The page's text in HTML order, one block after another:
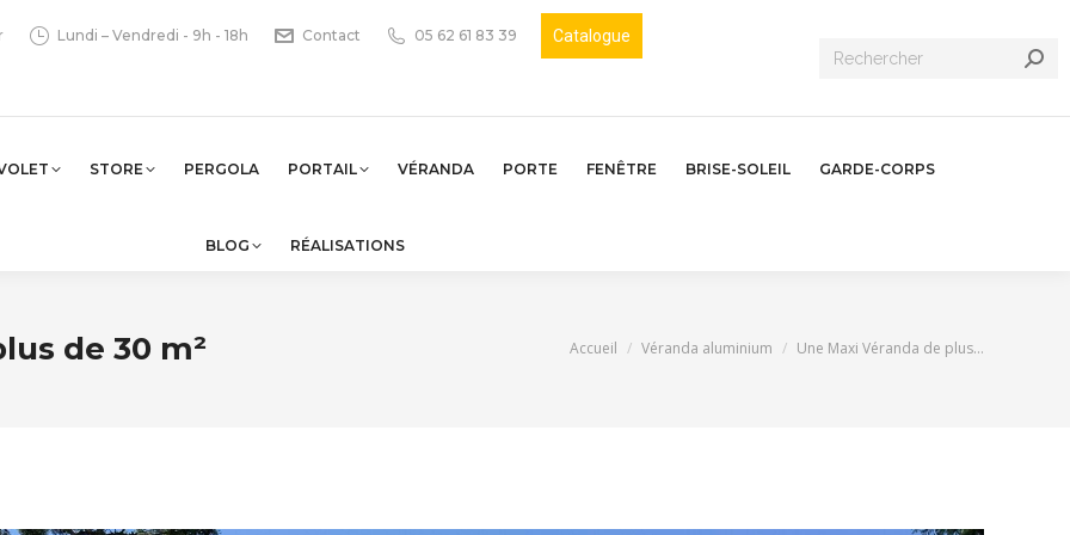
Lundi – Vendredi - 9h - 18h Contact 05 62 61 83 39 Catalogue
Recherche
STORE PERGOLA PORTAIL VÉRANDA PORTE FENÊTRE BRISE-SOLEIL GARDE-CORPS
BLOG RÉALISATIONS
de 30 m² Vous êtes ici :
Accueil Véranda aluminium Une Maxi Véranda de plus…